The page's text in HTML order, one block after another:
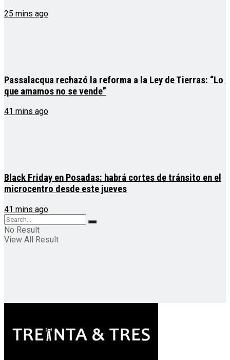
25 mins ago
Passalacqua rechazó la reforma a la Ley de Tierras: “Lo
que amamos no se vende”
41 mins ago
Black Friday en Posadas: habrá cortes de tránsito en el
microcentro desde este jueves
41 mins ago
No Result
View All Result